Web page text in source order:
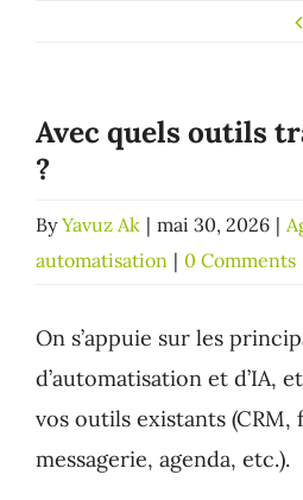
Avec quels outils
?
ByYavuz Ak | mai 30, 2026 |
automatisation | 0 Comments
On s’appuie sur les
d’automatisation et d’IA,
vos outils existants (CRM,
messagerie, agenda, etc.).